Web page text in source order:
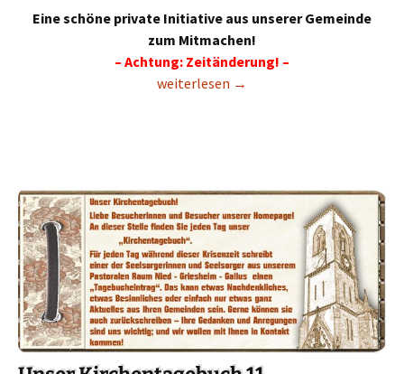
Eine schöne private Initiative aus unserer Gemeinde
zum Mitmachen!
– Achtung: Zeitänderung! –
Der Rosenkranz – Eine Initiative aus
weiterlesen →